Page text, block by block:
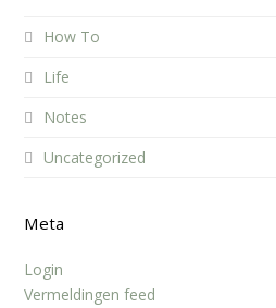
How To
Life
Notes
Uncategorized
Meta
Login
Vermeldingen feed